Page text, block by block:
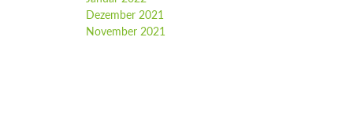
Dezember 2021
November 2021